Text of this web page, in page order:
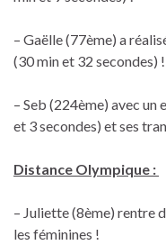
– Gaëlle (77ème) a
(30 min et 32 secondes) !
– Seb (224ème) avec
et 3 secondes) et ses
Distance Olympique :
– Juliette (8ème) rentre
les féminines !